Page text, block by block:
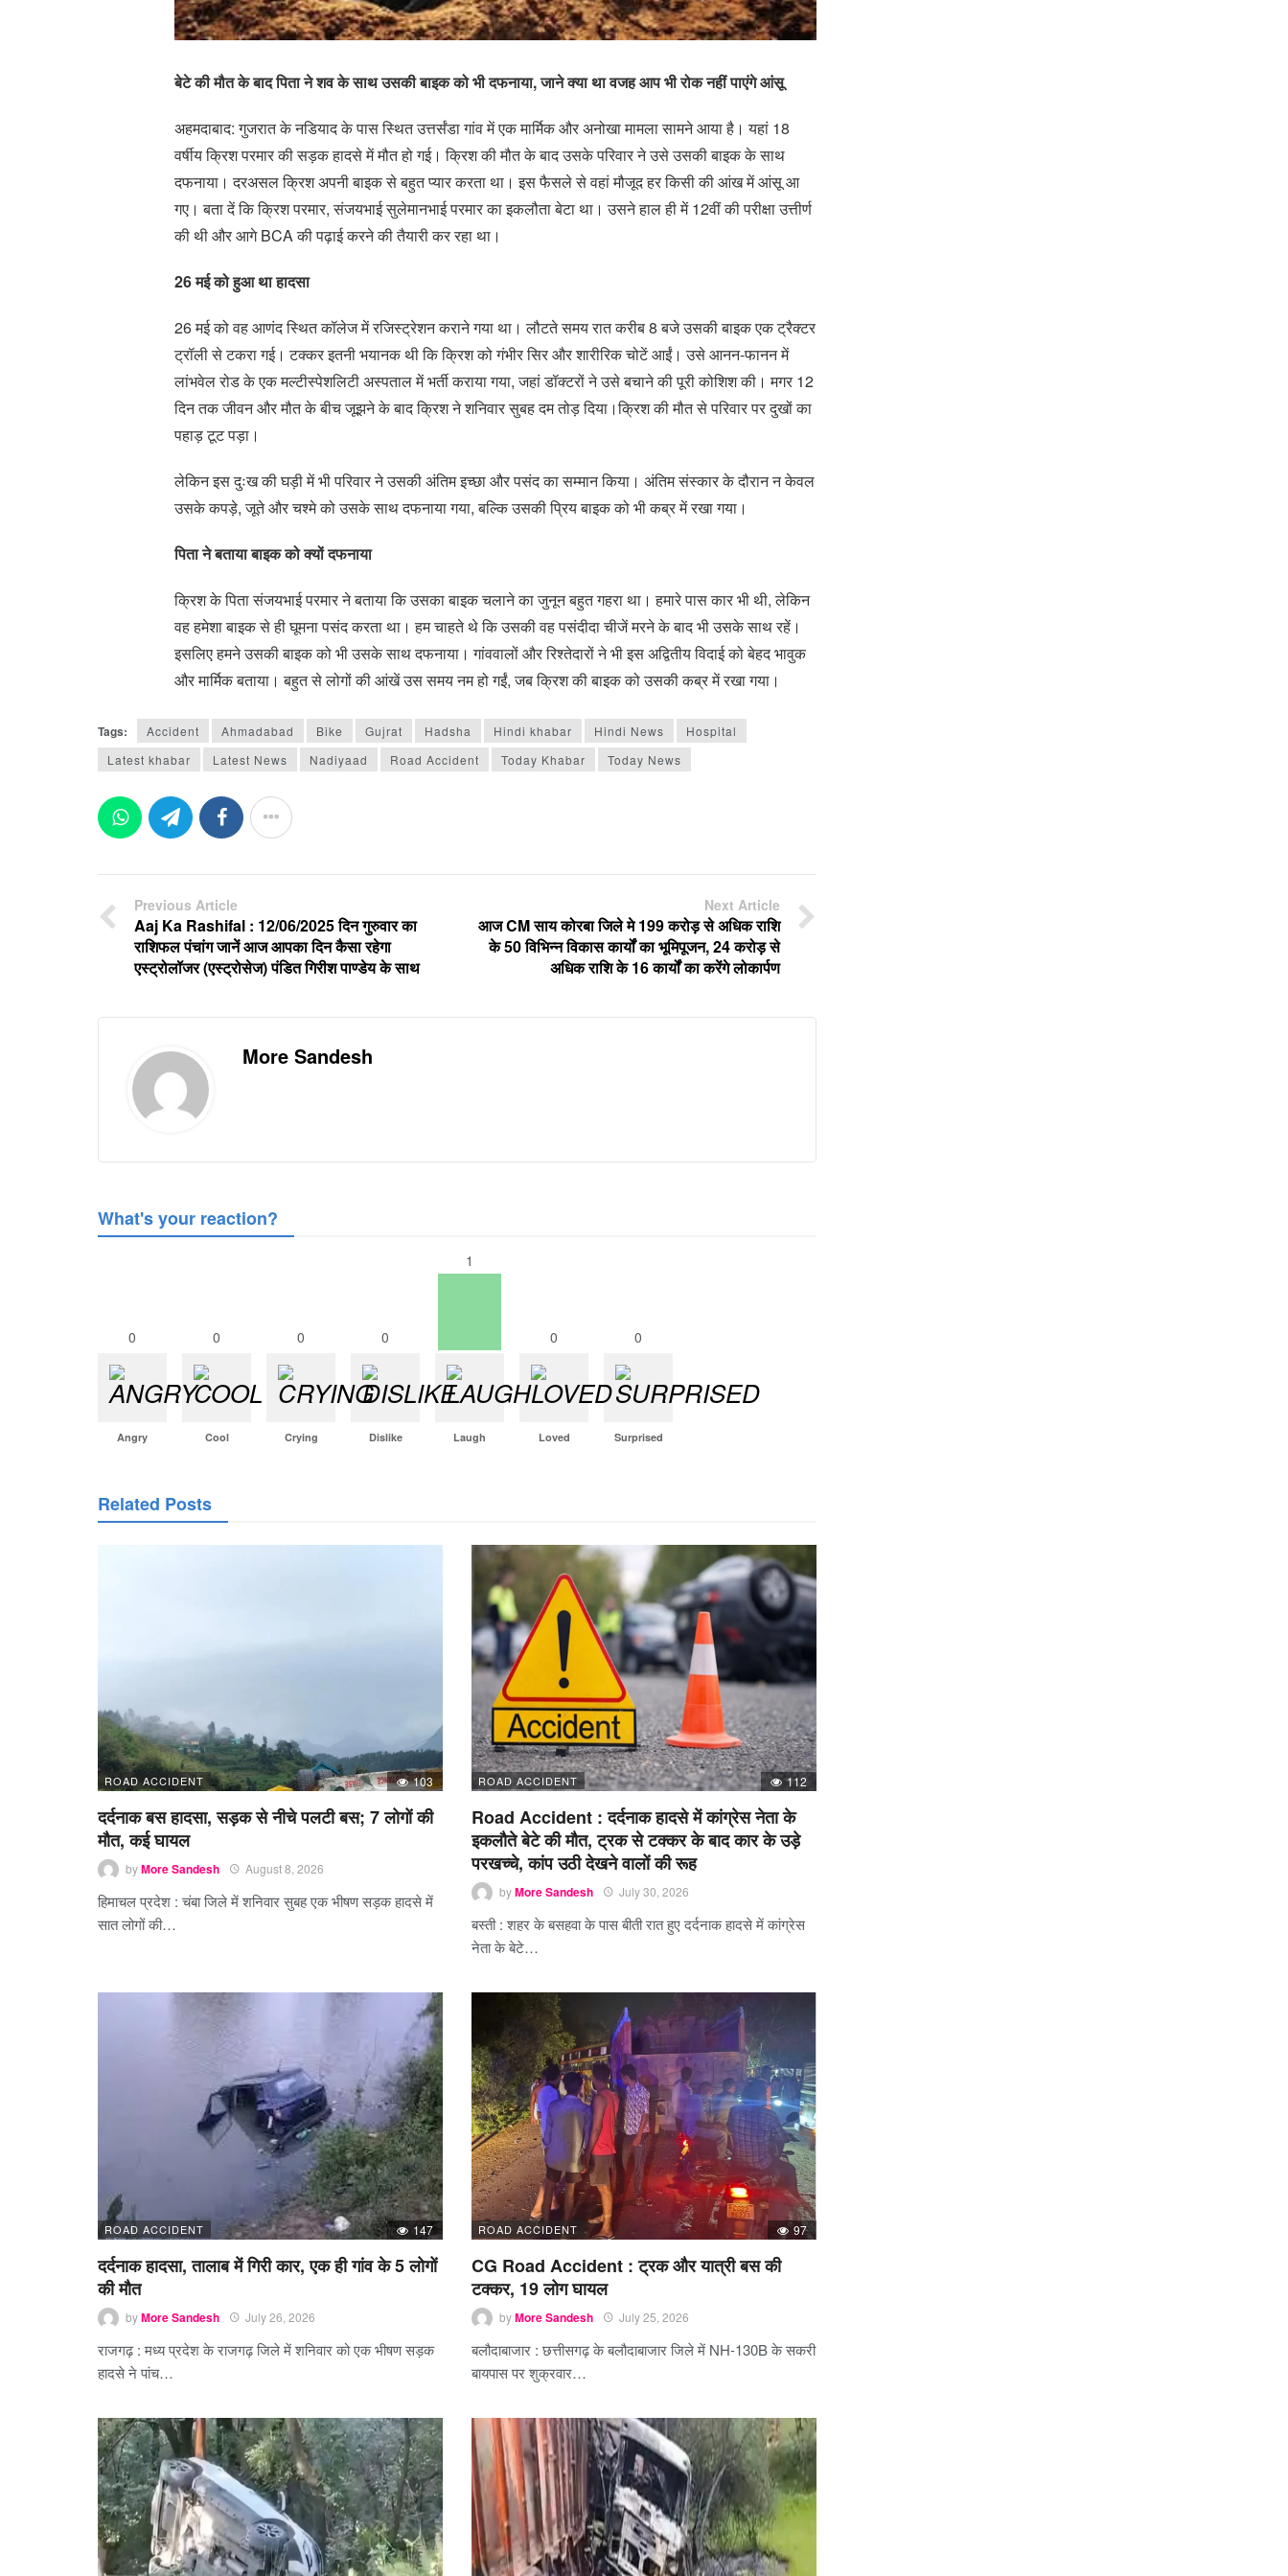
बेटे की मौत के बाद पिता ने शव के साथ उसकी बाइक को भी दफनाया, जाने क्या था वजह आप भी रोक नहीं पाएंगे आंसू
अहमदाबाद: गुजरात के नडियाद के पास स्थित उत्तर्संडा गांव में एक मार्मिक और अनोखा मामला सामने आया है। यहां 18
वर्षीय क्रिश परमार की सड़क हादसे में मौत हो गई। क्रिश की मौत के बाद उसके परिवार ने उसे उसकी बाइक के साथ
दफनाया। दरअसल क्रिश अपनी बाइक से बहुत प्यार करता था। इस फैसले से वहां मौजूद हर किसी की आंख में आंसू आ
गए। बता दें कि क्रिश परमार, संजयभाई सुलेमानभाई परमार का इकलौता बेटा था। उसने हाल ही में 12वीं की परीक्षा उत्तीर्ण
की थी और आगे BCA की पढ़ाई करने की तैयारी कर रहा था।
26 मई को हुआ था हादसा
26 मई को वह आणंद स्थित कॉलेज में रजिस्ट्रेशन कराने गया था। लौटते समय रात करीब 8 बजे उसकी बाइक एक ट्रैक्टर
ट्रॉली से टकरा गई। टक्कर इतनी भयानक थी कि क्रिश को गंभीर सिर और शारीरिक चोटें आईं। उसे आनन-फानन में
लांभवेल रोड के एक मल्टीस्पेशलिटी अस्पताल में भर्ती कराया गया, जहां डॉक्टरों ने उसे बचाने की पूरी कोशिश की। मगर 12
दिन तक जीवन और मौत के बीच जूझने के बाद क्रिश ने शनिवार सुबह दम तोड़ दिया।क्रिश की मौत से परिवार पर दुखों का
पहाड़ टूट पड़ा।
लेकिन इस दुःख की घड़ी में भी परिवार ने उसकी अंतिम इच्छा और पसंद का सम्मान किया। अंतिम संस्कार के दौरान न केवल
उसके कपड़े, जूते और चश्मे को उसके साथ दफनाया गया, बल्कि उसकी प्रिय बाइक को भी कब्र में रखा गया।
पिता ने बताया बाइक को क्यों दफनाया
क्रिश के पिता संजयभाई परमार ने बताया कि उसका बाइक चलाने का जुनून बहुत गहरा था। हमारे पास कार भी थी, लेकिन
वह हमेशा बाइक से ही घूमना पसंद करता था। हम चाहते थे कि उसकी वह पसंदीदा चीजें मरने के बाद भी उसके साथ रहें।
इसलिए हमने उसकी बाइक को भी उसके साथ दफनाया। गांववालों और रिश्तेदारों ने भी इस अद्वितीय विदाई को बेहद भावुक
और मार्मिक बताया। बहुत से लोगों की आंखें उस समय नम हो गईं, जब क्रिश की बाइक को उसकी कब्र में रखा गया।
Tags: Accident Ahmadabad Bike Gujrat Hadsha Hindi khabar Hindi News
Hospital
Latest khabar
Latest News Nadiyaad Road Accident Today Khabar Today News
Previous Article
Aaj Ka Rashifal : 12/06/2025 दिन गुरुवार का
राशिफल पंचांग जानें आज आपका दिन कैसा रहेगा
एस्ट्रोलॉजर (एस्ट्रोसेज) पंडित गिरीश पाण्डेय के साथ
Next Article
आज CM साय कोरबा जिले मे 199 करोड़ से अधिक राशि
के 50 विभिन्न विकास कार्यों का भूमिपूजन, 24 करोड़ से
अधिक राशि के 16 कार्यों का करेंगे लोकार्पण
More Sandesh
What's your reaction?
0
Angry
0
Cool
0
Crying
0
Dislike
1
Laugh
0
Loved
0
Surprised
Related Posts
ROAD ACCIDENT 103
दर्दनाक बस हादसा, सड़क से नीचे पलटी बस; 7 लोगों की
मौत, कई घायल
byMore Sandesh August 8, 2026
हिमाचल प्रदेश : चंबा जिले में शनिवार सुबह एक भीषण सड़क हादसे में
सात लोगों की…
ROAD ACCIDENT 112
Road Accident : दर्दनाक हादसे में कांग्रेस नेता के
इकलौते बेटे की मौत, ट्रक से टक्कर के बाद कार के उड़े
परखच्चे, कांप उठी देखने वालों की रूह
byMore Sandesh July 30, 2026
बस्ती : शहर के बसहवा के पास बीती रात हुए दर्दनाक हादसे में कांग्रेस
नेता के बेटे…
ROAD ACCIDENT 147
दर्दनाक हादसा, तालाब में गिरी कार, एक ही गांव के 5 लोगों
की मौत
byMore Sandesh July 26, 2026
राजगढ़ : मध्य प्रदेश के राजगढ़ जिले में शनिवार को एक भीषण सड़क
हादसे ने पांच…
ROAD ACCIDENT 97
CG Road Accident : ट्रक और यात्री बस की
टक्कर, 19 लोग घायल
byMore Sandesh July 25, 2026
बलौदाबाजार : छत्तीसगढ़ के बलौदाबाजार जिले में NH-130B के सकरी
बायपास पर शुक्रवार…